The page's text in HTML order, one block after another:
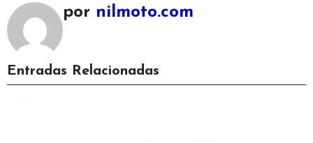
por nilmoto.com
Entradas Relacionadas
Accesorios moto
Promoción Cashback Cardo – Hasta 73€ de